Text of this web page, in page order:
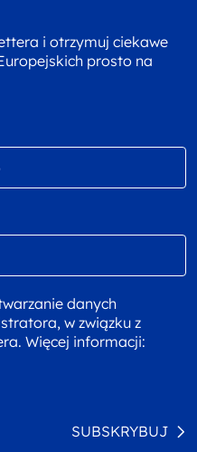
i otrzymuj ciekawe
prosto na
danych
w związku z
Więcej informacji:
SUBSKRYBUJ